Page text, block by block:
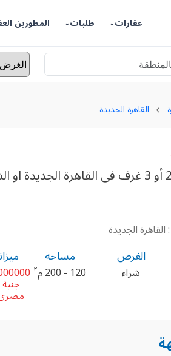
عقارات طلبات المطورين
القاهرة الجديدة
الجديدة
الغرض
شراء
مساحة
120 - 200 م ٢
جنية